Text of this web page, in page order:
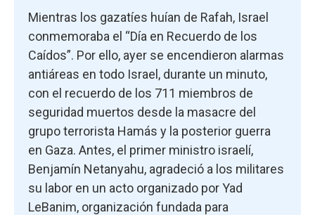
Mientras los gazatíes huían de Rafah, Israel
conmemoraba el “Día en Recuerdo de los
Caídos”. Por ello, ayer se encendieron alarmas
antiáreas en todo Israel, durante un minuto,
con el recuerdo de los 711 miembros de
seguridad muertos desde la masacre del
grupo terrorista Hamás y la posterior guerra
en Gaza. Antes, el primer ministro israelí,
Benjamín Netanyahu, agradeció a los militares
su labor en un acto organizado por Yad
LeBanim, organización fundada para